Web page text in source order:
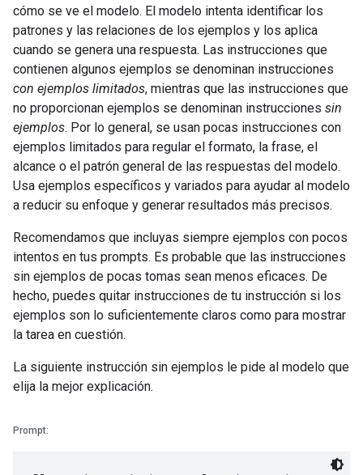
cómo se ve el modelo. El modelo intenta identificar los
patrones y las relaciones de los ejemplos y los aplica
cuando se genera una respuesta. Las instrucciones que
contienen algunos ejemplos se denominan instrucciones
con ejemplos limitados, mientras que las instrucciones que
no proporcionan ejemplos se denominan instrucciones sin
ejemplos. Por lo general, se usan pocas instrucciones con
ejemplos limitados para regular el formato, la frase, el
alcance o el patrón general de las respuestas del modelo.
Usa ejemplos específicos y variados para ayudar al modelo
a reducir su enfoque y generar resultados más precisos.
Recomendamos que incluyas siempre ejemplos con pocos
intentos en tus prompts. Es probable que las instrucciones
sin ejemplos de pocas tomas sean menos eficaces. De
hecho, puedes quitar instrucciones de tu instrucción si los
ejemplos son lo suficientemente claros como para mostrar
la tarea en cuestión.
La siguiente instrucción sin ejemplos le pide al modelo que
elija la mejor explicación.
Prompt: